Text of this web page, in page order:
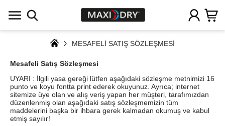
MESAFELİ SATIŞ SÖZLEŞMESİ
Mesafeli Satış Sözleşmesi
UYARI : İlgili yasa gereği lütfen aşağıdaki sözleşme metnimizi 16
punto ve koyu fontta print ederek okuyunuz. Ayrıca; internet
sitemize üye olan ve alış veriş yapan her müşteri, tarafımızdan
düzenlenmiş olan aşağıdaki satış sözleşmemizin tüm
maddelerini başka bir ihbara gerek kalmadan okumuş ve kabul
etmiş sayılır!